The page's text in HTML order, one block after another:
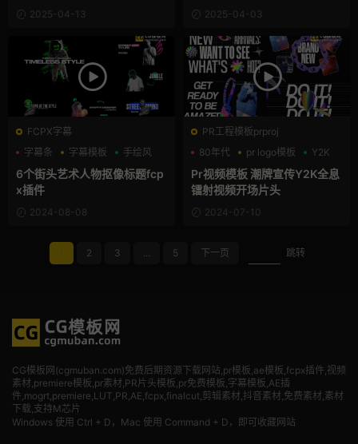
2025-04-13 2025-04-03
FCPX字幕
字幕条
字幕模板 手绘风
6个街头艺术人物抠像标题fcp
x插件
2024-08-08
PR工程模板prproj
80年代
pr logo模板 Y2K
Pr视频模板 潮牌宣传Y2K全息
镭射视频开场片头
2024-07-10
1 2 3 ... 5 下一页 跳转
CG模板网(cgmuban.com)免费后期资源下载网站,pr模板,ae模板,fcpx插件,视频
素材,premiere模板,pr素材,PR片头模板,pr免费模板,字幕模板,AE插
件,mogrt,premiere,LUT,PR,AE,fcpx,finalcut,剪辑素材,抖音素材,免费素材,素材
下载,支持M芯片
Windows 使用 Ctrl + D，Mac 使用 Command + D，即可收藏网站